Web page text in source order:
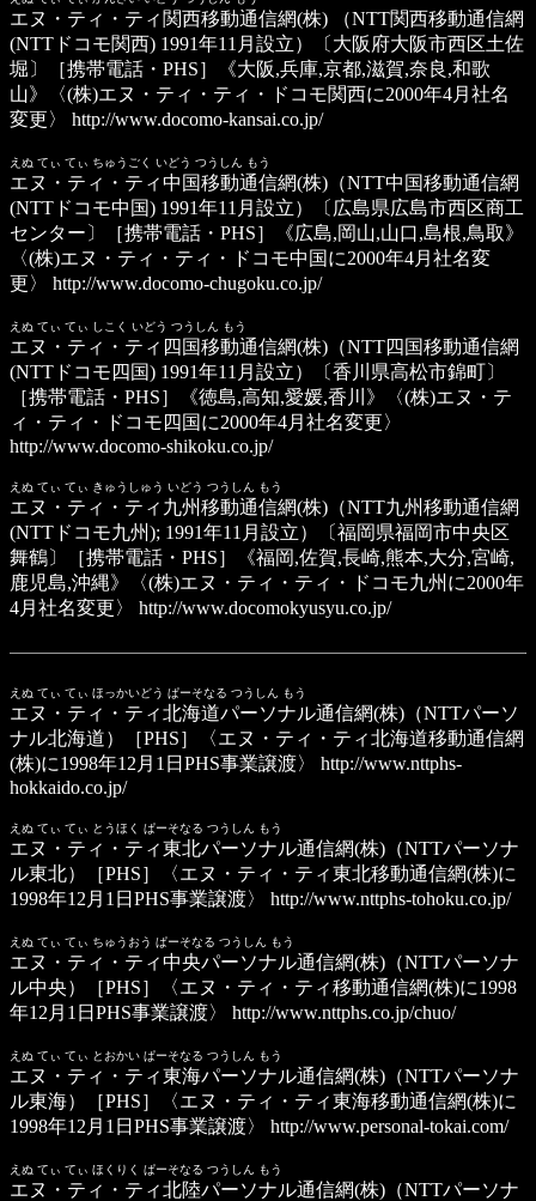
エヌ・ティ・ティ関西移動通信網(株)
（NTT関西移動通信網
(NTTドコモ関西) 1991年11月設立）〔大阪府大阪市西区土佐
堀〕［携帯電話・PHS］《大阪,兵庫,京都,滋賀,奈良,和歌
山》〈(株)エヌ・ティ・ティ・ドコモ関西に2000年4月社名
変更〉
http://www.docomo-kansai.co.jp/
えぬ てぃ てぃ ちゅうごく いどう つうしん もう
エヌ・ティ・ティ中国移動通信網(株) （NTT中国移動通信網
(NTTドコモ中国) 1991年11月設立）〔広島県広島市西区商工
センター〕［携帯電話・PHS］《広島,岡山,山口,島根,鳥取》
〈(株)エヌ・ティ・ティ・ドコモ中国に2000年4月社名変
更〉
http://www.docomo-chugoku.co.jp/
えぬ てぃ てぃ しこく いどう つうしん もう
エヌ・ティ・ティ四国移動通信網(株) （NTT四国移動通信網
(NTTドコモ四国) 1991年11月設立）〔香川県高松市錦町〕
［携帯電話・PHS］《徳島,高知,愛媛,香川》〈(株)エヌ・テ
ィ・ティ・ドコモ四国に2000年4月社名変更〉
http://www.docomo-shikoku.co.jp/
えぬ てぃ てぃ きゅうしゅう いどう つうしん もう
エヌ・ティ・ティ九州移動通信網(株) （NTT九州移動通信網
(NTTドコモ九州); 1991年11月設立）〔福岡県福岡市中央区
舞鶴〕［携帯電話・PHS］《福岡,佐賀,長崎,熊本,大分,宮崎,
鹿児島,沖縄》〈(株)エヌ・ティ・ティ・ドコモ九州に2000年
4月社名変更〉
http://www.docomokyusyu.co.jp/
えぬ てぃ てぃ ほっかいどう ぱーそなる つうしん もう
エヌ・ティ・ティ北海道パーソナル通信網(株) （NTTパーソ
ナル北海道）［PHS］〈エヌ・ティ・ティ北海道移動通信網
(株)に1998年12月1日PHS事業譲渡〉
http://www.nttphs-
hokkaido.co.jp/
えぬ てぃ てぃ とうほく ぱーそなる つうしん もう
エヌ・ティ・ティ東北パーソナル通信網(株) （NTTパーソナ
ル東北）［PHS］〈エヌ・ティ・ティ東北移動通信網(株)に
1998年12月1日PHS事業譲渡〉
http://www.nttphs-tohoku.co.jp/
えぬ てぃ てぃ ちゅうおう ぱーそなる つうしん もう
エヌ・ティ・ティ中央パーソナル通信網(株) （NTTパーソナ
ル中央）［PHS］〈エヌ・ティ・ティ移動通信網(株)に1998
年12月1日PHS事業譲渡〉
http://www.nttphs.co.jp/chuo/
えぬ てぃ てぃ とおかい ぱーそなる つうしん もう
エヌ・ティ・ティ東海パーソナル通信網(株) （NTTパーソナ
ル東海）［PHS］〈エヌ・ティ・ティ東海移動通信網(株)に
1998年12月1日PHS事業譲渡〉
http://www.personal-tokai.com/
えぬ てぃ てぃ ほくりく ぱーそなる つうしん もう
エヌ・ティ・ティ北陸パーソナル通信網(株) （NTTパーソナ